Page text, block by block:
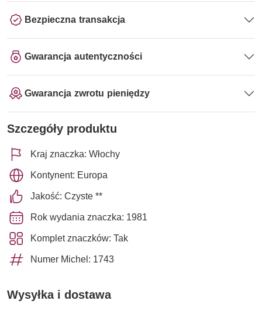
Bezpieczna transakcja
Gwarancja autentyczności
Gwarancja zwrotu pieniędzy
Szczegóły produktu
Kraj znaczka: Włochy
Kontynent: Europa
Jakość: Czyste **
Rok wydania znaczka: 1981
Komplet znaczków: Tak
Numer Michel: 1743
Wysyłka i dostawa